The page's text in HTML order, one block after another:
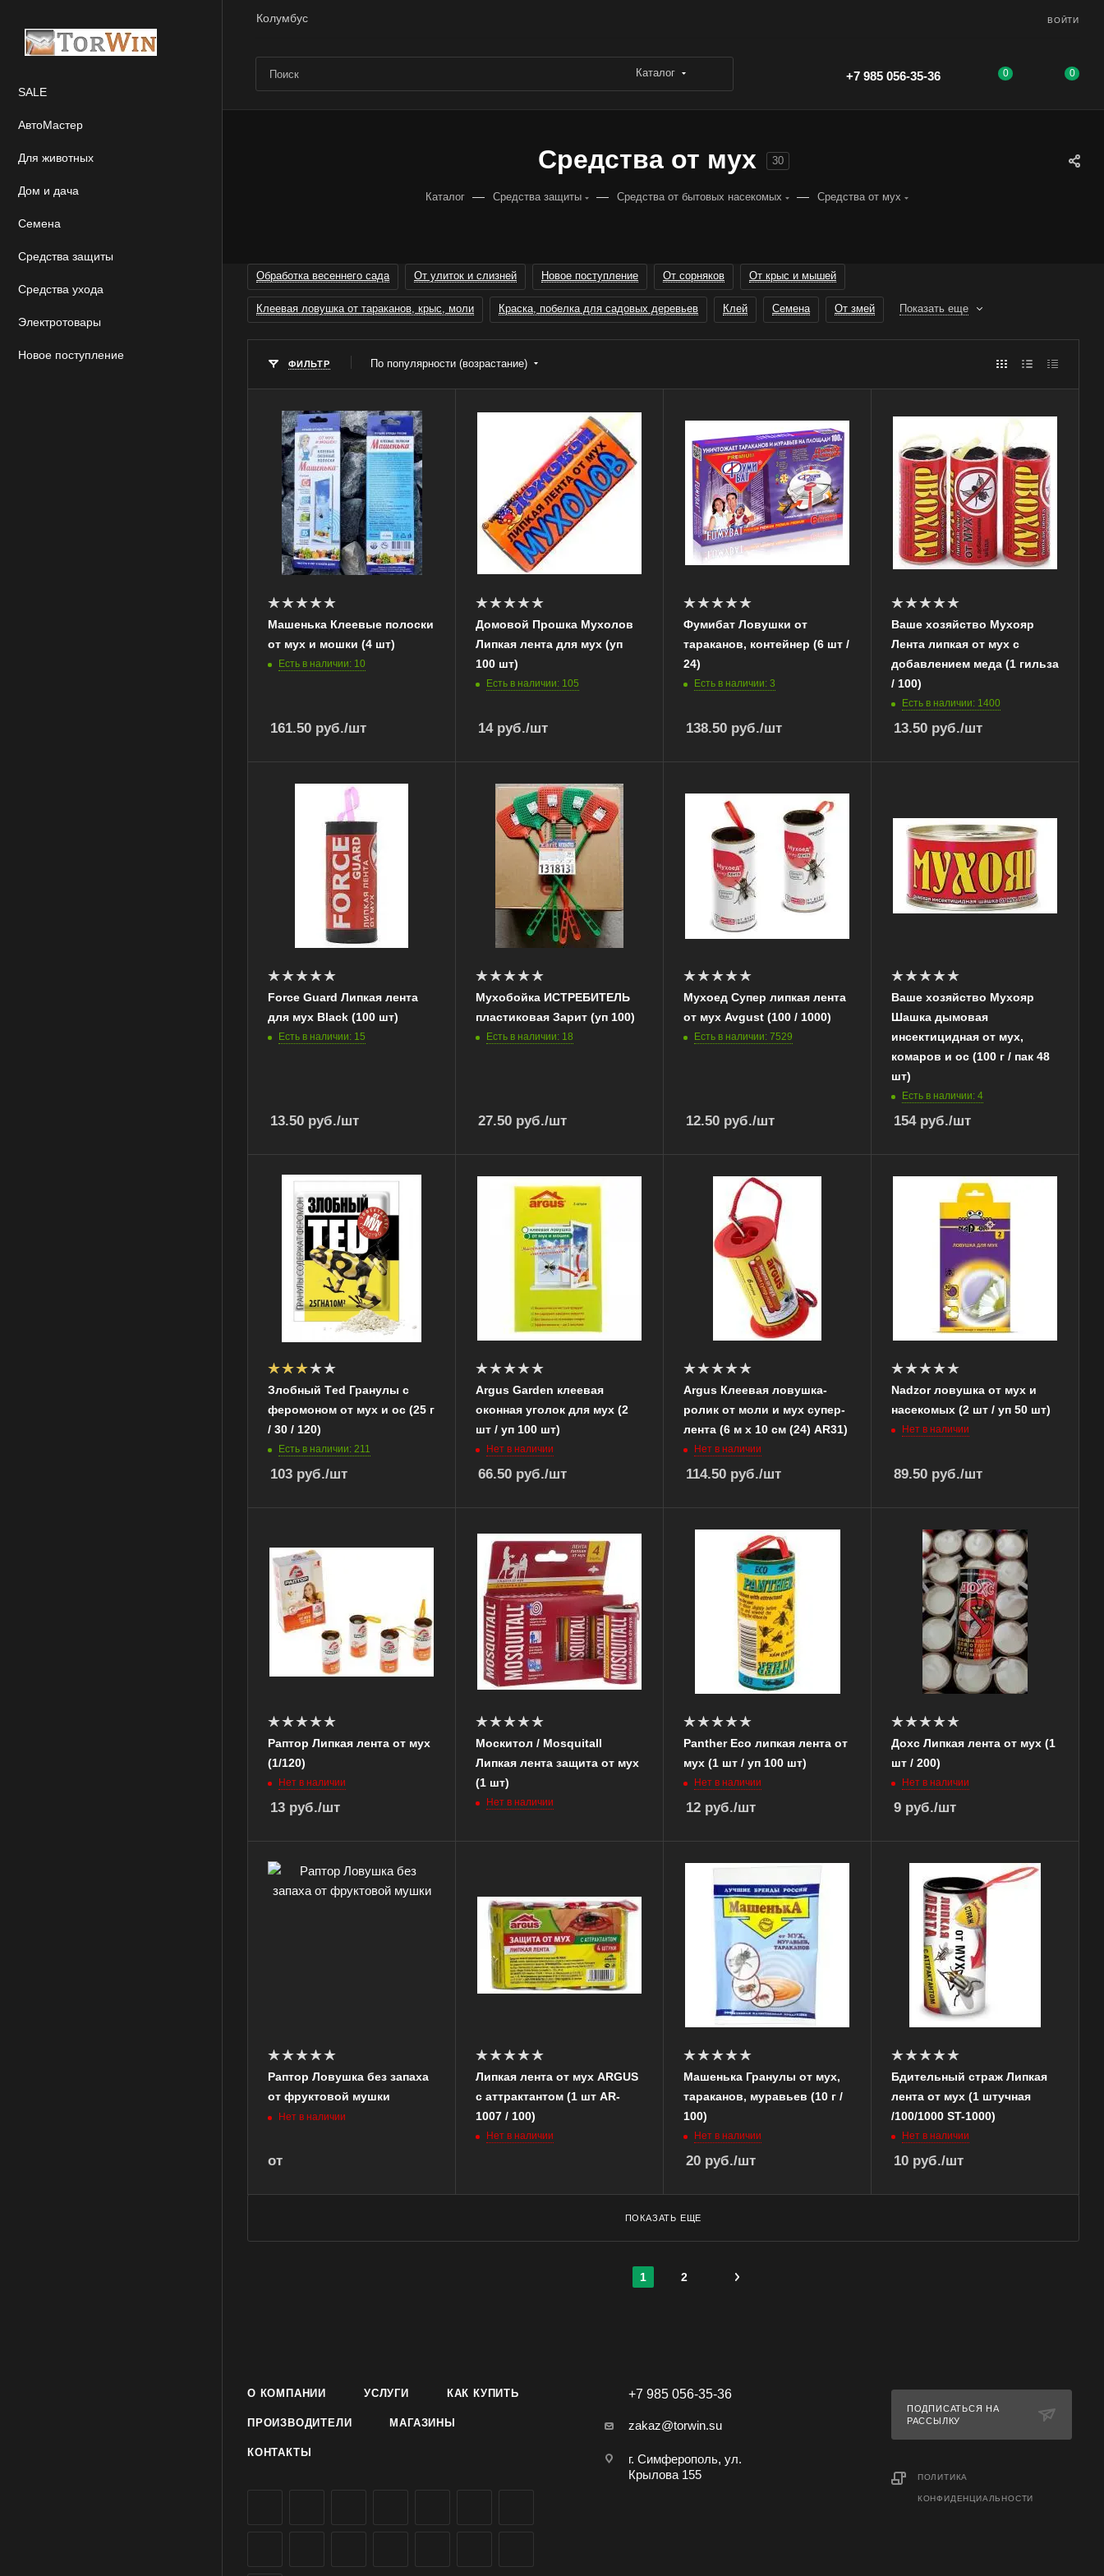
Колумбус ВОЙТИ
Каталог +7 985 056-35-36 0 0
SALE
АвтоМастер
Для животных
Дом и дача
Семена
Средства защиты
Средства ухода
Электротовары
Новое поступление
Средства от мух 30
Каталог — Средства защиты — Средства от бытовых насекомых — Средства от мух
Обработка весеннего сада От улиток и слизней Новое поступление От сорняков От крыс и мышей
Клеевая ловушка от тараканов, крыс, моли Краска, побелка для садовых деревьев Клей Семена От змей Показать еще
ФИЛЬТР По популярности (возрастание)
Машенька Клеевые полоски
от мух и мошки (4 шт)
Есть в наличии: 10
161.50 руб./шт
Домовой Прошка Мухолов
Липкая лента для мух (уп
100 шт)
Есть в наличии: 105
14руб./шт
Фумибат Ловушки от
тараканов, контейнер (6 шт /
24)
Есть в наличии: 3
138.50 руб./шт
Ваше хозяйство Мухояр
Лента липкая от мух с
добавлением меда (1 гильза
/ 100)
Есть в наличии: 1400
13.50 руб./шт
Force Guard Липкая лента
для мух Black (100 шт)
Есть в наличии: 15
13.50 руб./шт
Мухобойка ИСТРЕБИТЕЛЬ
пластиковая Зарит (уп 100)
Есть в наличии: 18
27.50 руб./шт
Мухоед Супер липкая лента
от мух Avgust (100 / 1000)
Есть в наличии: 7529
12.50 руб./шт
Ваше хозяйство Мухояр
Шашка дымовая
инсектицидная от мух,
комаров и ос (100 г / пак 48
шт)
Есть в наличии: 4
154руб./шт
Злобный Тed Гранулы с
феромоном от мух и ос (25 г
/ 30 / 120)
Есть в наличии: 211
103 руб./шт
Argus Garden клеевая
оконная уголок для мух (2
шт / уп 100 шт)
Нет в наличии
66.50 руб./шт
Argus Клеевая ловушка-
ролик от моли и мух супер-
лента (6 м х 10 см (24) AR31)
Нет в наличии
114.50 руб./шт
Nadzor ловушка от мух и
насекомых (2 шт / уп 50 шт)
Нет в наличии
89.50 руб./шт
Раптор Липкая лента от мух
(1/120)
Нет в наличии
13 руб./шт
Москитол / Mosquitall
Липкая лента защита от мух
(1 шт)
Нет в наличии
Panther Eco липкая лента от
мух (1 шт / уп 100 шт)
Нет в наличии
12 руб./шт
Дохс Липкая лента от мух (1
шт / 200)
Нет в наличии
9 руб./шт
Раптор Ловушка без запаха
от фруктовой мушки
Нет в наличии
от
Липкая лента от мух ARGUS
с аттрактантом (1 шт AR-
1007 / 100)
Нет в наличии
Машенька Гранулы от мух,
тараканов, муравьев (10 г /
100)
Нет в наличии
20 руб./шт
Бдительный страж Липкая
лента от мух (1 штучная
/100/1000 ST-1000)
Нет в наличии
10 руб./шт
ПОКАЗАТЬ ЕЩЕ
1 2
О КОМПАНИИ УСЛУГИ КАК КУПИТЬ
ПРОИЗВОДИТЕЛИ МАГАЗИНЫ
КОНТАКТЫ
+7 985 056-35-36
zakaz@torwin.su
г. Симферополь, ул.
Крылова 155
ПОДПИСАТЬСЯ НА
РАССЫЛКУ
ПОЛИТИКА
КОНФИДЕНЦИАЛЬНОСТИ